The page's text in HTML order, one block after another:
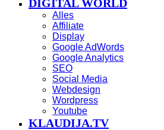
DIGITAL WORLD
Alles
Affiliate
Display
Google AdWords
Google Analytics
SEO
Social Media
Webdesign
Wordpress
Youtube
KLAUDIJA.TV